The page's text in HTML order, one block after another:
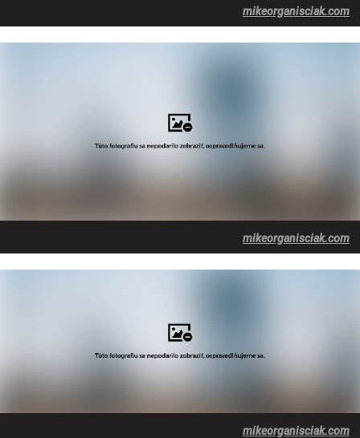
mikeorganisciak.com
mikeorganisciak.com
mikeorganisciak.com